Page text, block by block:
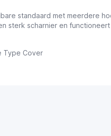
standaard met meerdere
sterk scharnier en
Type Cover